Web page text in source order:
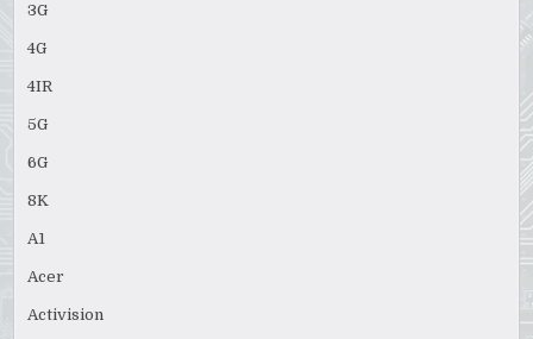
3G
4G
4IR
5G
6G
8K
A1
Acer
Activision